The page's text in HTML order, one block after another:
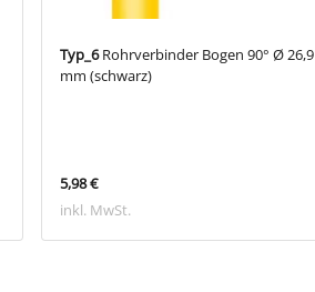
Typ_6Rohrverbinder Bogen 90° Ø 26,9
mm (schwarz)
5,98 €
inkl. MwSt.